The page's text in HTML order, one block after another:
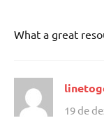
What a great
19 de